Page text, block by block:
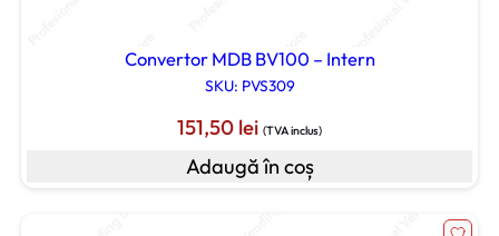
Convertor MDB BV100 – Intern
SKU: PVS309
151,50 lei (TVA inclus)
Adaugă în coș